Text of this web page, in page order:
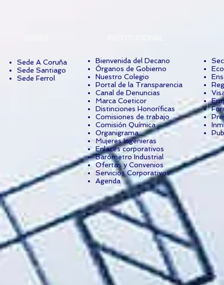
Sede A Coruña
Sede Santiago
Sede Ferrol
Bienvenida del Decano
Órganos de Gobierno
Nuestro Colegio
Portal de la Transparencia
Canal de Denuncias
Marca Coeticor
Distinciones Honoríficas
Comisiones de trabajo
Comisión Química
Organigrama
Mujeres Ingenieras
Enlaces corporativos
Barómetro Industrial
Ofertas y Convenios
Servicios Corporativos
Agenda